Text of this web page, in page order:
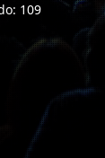
109